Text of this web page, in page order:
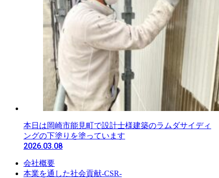
本日は岡崎市能見町で設計士様建築のラムダサイディ
ングの下塗りを塗っています
2026.03.08
会社概要
本業を通した社会貢献-CSR-